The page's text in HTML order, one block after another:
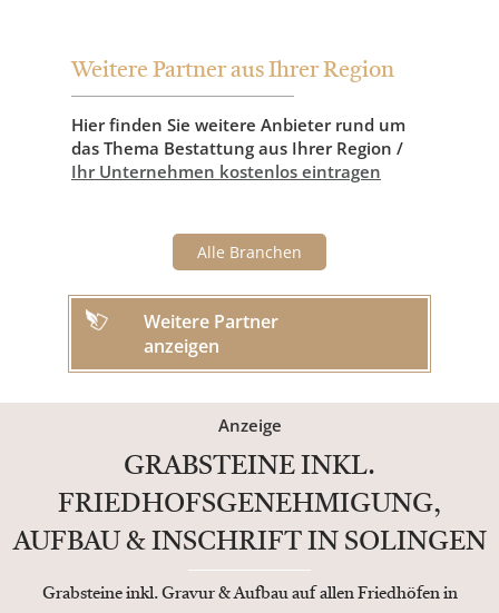
Weitere Partner aus Ihrer Region
Hier finden Sie weitere Anbieter rund um
das Thema Bestattung aus Ihrer Region /
Ihr Unternehmen kostenlos eintragen
Alle Branchen
Weitere Partner
anzeigen
Anzeige
GRABSTEINE INKL.
FRIEDHOFSGENEHMIGUNG,
AUFBAU & INSCHRIFT IN SOLINGEN
Grabsteine inkl. Gravur & Aufbau auf allen Friedhöfen in